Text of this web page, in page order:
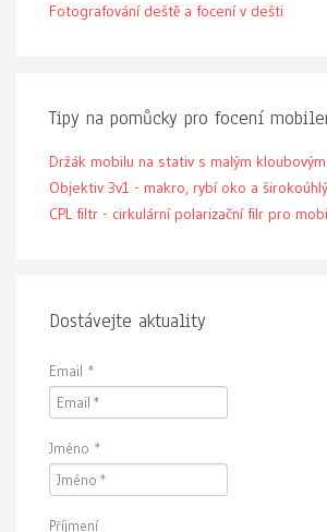
Fotografování deště a focení v dešti
Tipy na pomůcky pro focení
Držák mobilu na stativ s malým
Objektiv 3v1 - makro, rybí oko a
CPL filtr - cirkulární polarizační filr pro
Dostávejte aktuality
Email *
Jméno *
Příjmení